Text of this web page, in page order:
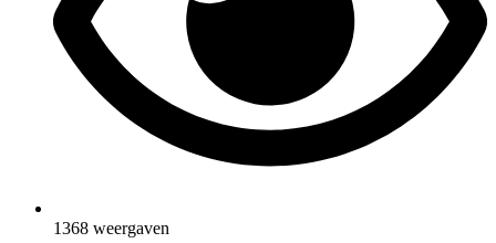
1368 weergaven